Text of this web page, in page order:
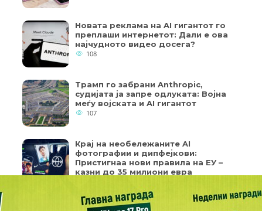
Новата реклама на AI гигантот го
преплаши интернетот: Дали е ова
најчудното видео досега?
108
Трамп го забрани Anthropic,
судијата ја запре одлуката: Војна
меѓу војската и AI гигантот
107
Крај на необележаните AI
фотографии и дипфејкови:
Пристигнаа нови правила на ЕУ –
казни до 35 милиони евра